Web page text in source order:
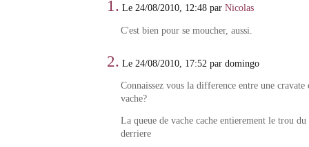
1. Le 24/08/2010, 12:48 parNicolas
C'est bien pour se moucher, aussi.
2. Le 24/08/2010, 17:52 par domingo
Connaissez vous la difference entre une cravate
vache?
La queue de vache cache entierement le trou
derriere